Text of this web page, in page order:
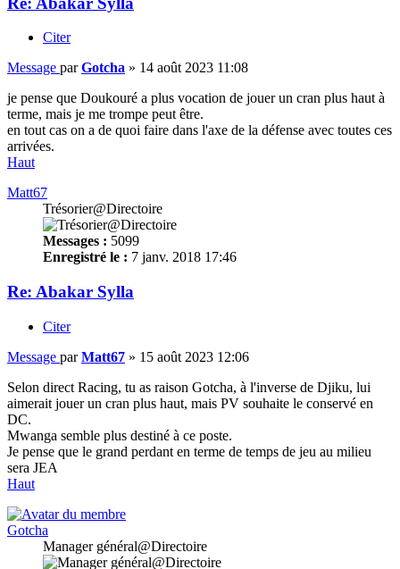
Citer
Message parGotcha » 14 août 2023 11:08
je pense que Doukouré a plus vocation de jouer un cran plus haut à
terme, mais je me trompe peut être.
en tout cas on a de quoi faire dans l'axe de la défense avec toutes ces
arrivées.
Haut
Matt67
Trésorier@Directoire
Messages : 5099
Enregistré le : 7 janv. 2018 17:46
Re: Abakar Sylla
Citer
Message parMatt67 » 15 août 2023 12:06
Selon direct Racing, tu as raison Gotcha, à l'inverse de Djiku, lui
aimerait jouer un cran plus haut, mais PV souhaite le conservé en
DC.
Mwanga semble plus destiné à ce poste.
Je pense que le grand perdant en terme de temps de jeu au milieu
sera JEA
Haut
Gotcha
Manager général@Directoire